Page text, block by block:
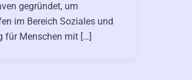
gegründet, um
im Bereich Soziales und
für Menschen mit […]